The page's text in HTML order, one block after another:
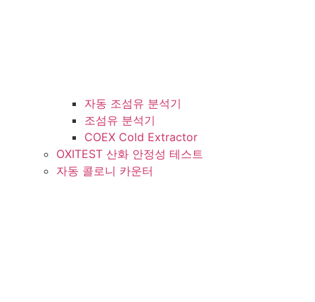
자동 조섬유 분석기
조섬유 분석기
COEX Cold Extractor
OXITEST 산화 안정성 테스트
자동 콜로니 카운터